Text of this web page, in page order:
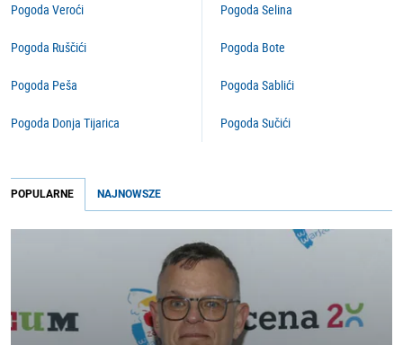
Pogoda Veroći
Pogoda Ruščići
Pogoda Peša
Pogoda Donja Tijarica
Pogoda Selina
Pogoda Bote
Pogoda Sablići
Pogoda Sučići
POPULARNE NAJNOWSZE